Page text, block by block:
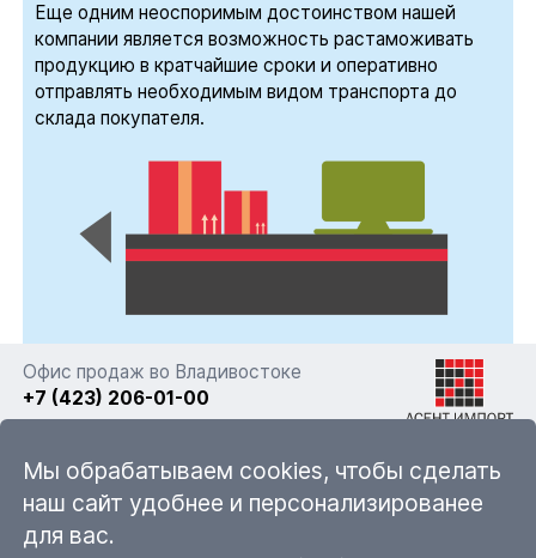
Еще одним неоспоримым достоинством нашей
компании является возможность растаможивать
продукцию в кратчайшие сроки и оперативно
отправлять необходимым видом транспорта до
склада покупателя.
Офис продаж во Владивостоке
+7 (423) 206-01-00
sales@ascent-import.ru
Мы обрабатываем cookies, чтобы сделать
наш сайт удобнее и персонализированее
для вас.